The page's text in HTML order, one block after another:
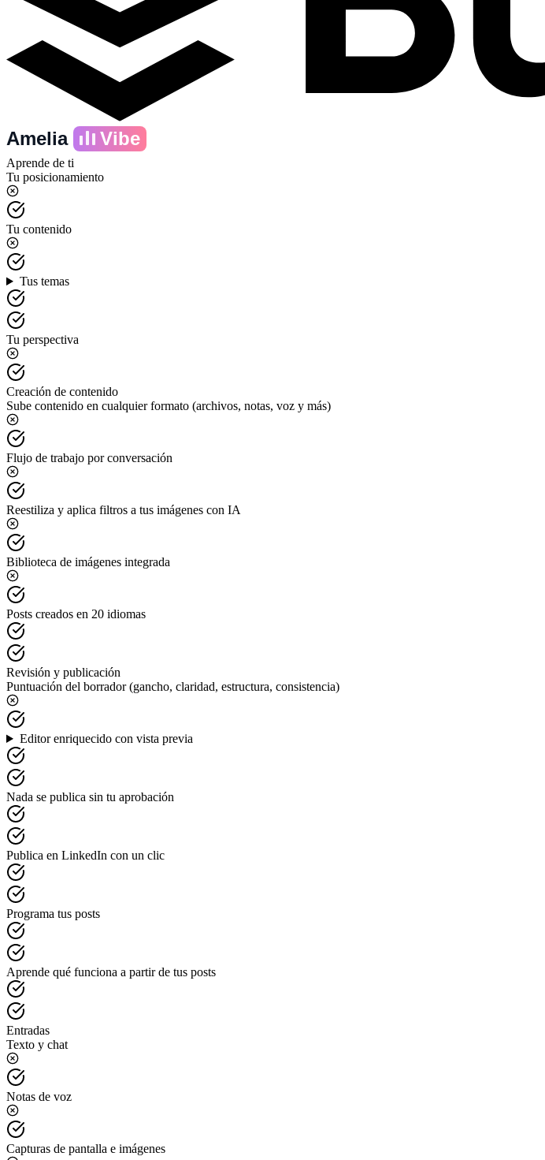
Amelia Vibe
Aprende de ti
Tu posicionamiento
Tu contenido
Tus temas
Tu perspectiva
Creación de contenido
Sube contenido en cualquier formato (archivos, notas, voz y más)
Flujo de trabajo por conversación
Reestiliza y aplica filtros a tus imágenes con IA
Biblioteca de imágenes integrada
Posts creados en 20 idiomas
Revisión y publicación
Puntuación del borrador (gancho, claridad, estructura, consistencia)
Editor enriquecido con vista previa
Nada se publica sin tu aprobación
Publica en LinkedIn con un clic
Programa tus posts
Aprende qué funciona a partir de tus posts
Entradas
Texto y chat
Notas de voz
Capturas de pantalla e imágenes